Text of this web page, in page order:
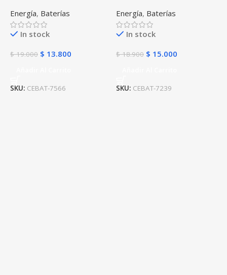
FL440GS POWEST
Energía, Baterías
In stock
$19.000 $ 13.800
SKU: CEBAT-7566
FL612GS POWEST
Energía, Baterías
In stock
$18.900 $ 15.000
SKU: CEBAT-7239